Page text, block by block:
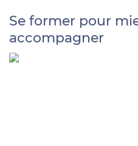
Se former pour
accompagner